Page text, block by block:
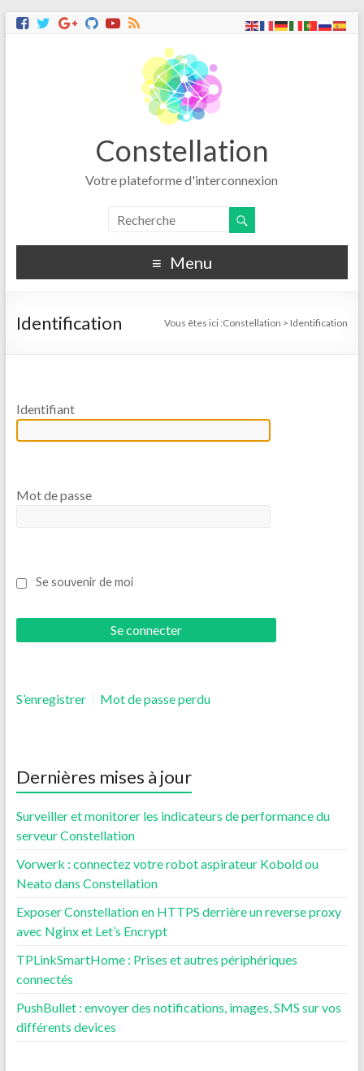
Constellation
Votre plateforme d'interconnexion
Menu
Identification Vous êtes ici :Constellation > Identification
Identifiant
Mot de passe
Se souvenir de moi
S’enregistrer Mot de passe perdu
Dernières mises à jour
Surveiller et monitorer les indicateurs de performance du
serveur Constellation
Vorwerk : connectez votre robot aspirateur Kobold ou
Neato dans Constellation
Exposer Constellation en HTTPS derrière un reverse proxy
avec Nginx et Let’s Encrypt
TPLinkSmartHome : Prises et autres périphériques
connectés
PushBullet : envoyer des notifications, images, SMS sur vos
différents devices